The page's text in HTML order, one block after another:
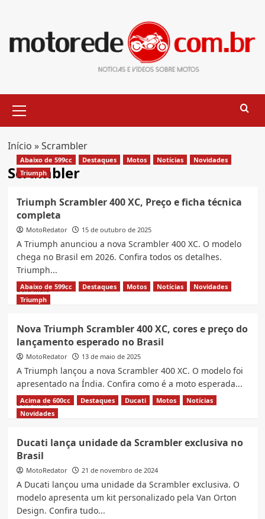
content
Menu
Início »Scrambler
Scrambler
Abaixo de 599cc Destaques Motos Notícias
Novidades
Triumph
Triumph Scrambler 400 XC, Preço e ficha técnica
completa
MotoRedator 15 de outubro de 2025
A Triumph anunciou a nova Scrambler 400 XC. O modelo
chega no Brasil em 2026. Confira todos os detalhes.
Triumph...
Leia MaisRead
Scrambler
400
XC,
Preço
e
ficha
técnica
completa
Abaixo de 599cc Destaques Motos Notícias
Novidades
Triumph
Nova Triumph Scrambler 400 XC, cores e preço do
lançamento esperado no Brasil
MotoRedator 13 de maio de 2025
A Triumph lançou a nova Scrambler 400 XC. O modelo foi
apresentado na Índia. Confira como é a moto esperada...
Leia MaisRead
more
Triumph
400
XC,
cores
e
preço
Acima de 600cc Destaques Ducati Motos
Notícias
Novidades
Ducati lança unidade da Scrambler exclusiva no
Brasil
MotoRedator 21 de novembro de 2024
A Ducati lançou uma unidade da Scrambler exclusiva. O
modelo apresenta um kit personalizado pela Van Orton
Design. Confira tudo...